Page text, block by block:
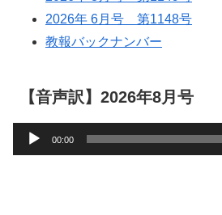
2026年 6月号 第1148号
教報バックナンバー
【音声訳】2026年8月号
声
00:00